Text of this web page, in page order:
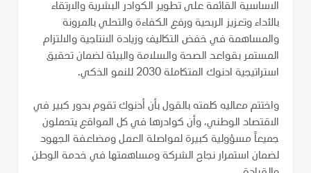
الاساسية القائمة على تطوير الكوادر البشرية والارتقاء
بالأداء وتعزيز الربحية ورفع الكفاءة والتحلي بالمرونة
والمساهمة في خفض التكاليف وزيادة الانتاجية والالتزام
المستمر بقواعد الصحة والسلامة والبيئة لضمان تحقيق
استراتيجية ادنوك المتكاملة 2030 للنمو الذكي.
واختتم معاليه كلمته بالقول بأن أدنوك تقوم بدور كبير في
الاقتصاد الوطني، وأن كوادرها في كل المواقع يتحملون
جميعاً مسؤولية كبيرة لمواصلة العمل ومضاعفة الجهود
لضمان استمرار نجاح الشركة ومساهمتها في خدمة الوطن